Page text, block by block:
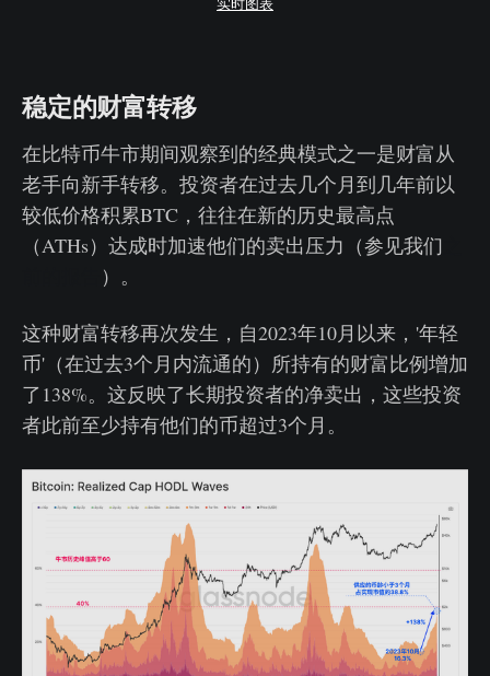
稳定的财富转移
在比特币牛市期间观察到的经典模式之一是财富从
老手向新手转移。投资者在过去几个月到几年前以
较低价格积累BTC，往往在新的历史最高点
（ATHs）达成时加速他们的卖出压力（参见我们
）。
这种财富转移再次发生，自2023年10月以来，'年轻
币'（在过去3个月内流通的）所持有的财富比例增加
了138%。这反映了长期投资者的净卖出，这些投资
者此前至少持有他们的币超过3个月。